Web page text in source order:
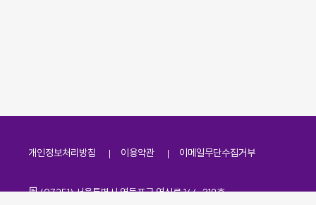
개인정보처리방침 이용약관 이메일무단수집거부
주소
(07251) 서울특별시 영등포구 영신로 166, 319호